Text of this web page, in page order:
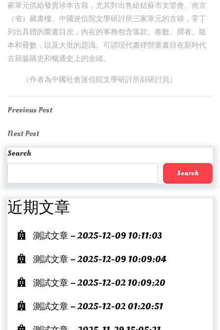
家單元供給發賣珍本古籍，尤其對出售給姑蘇市文管會、南京
（省）藏書樓、中國迷信院文學研討所三家單元的古籍，零丁
列出具體的鬻書目次，內在的事務包含落款、卷數、撰者、版
本和冊數，以及大批的題識。可謂現代書肆營業書目在新時代
古籍躲購史和暢通史上的余緒。
（作者為中國社會迷信院文學研討所副研討員）
Post
navigation
Previous
Previous Post
Next
Post
Next Post
Search
Search
近期文章
測試文章 – 2025-12-09 10:11:03
測試文章 – 2025-12-09 10:09:04
測試文章 – 2025-12-02 10:09:20
測試文章 – 2025-12-02 01:20:51